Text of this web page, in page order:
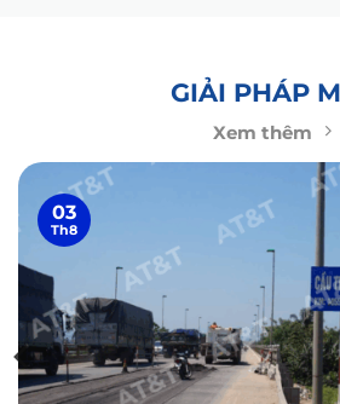
GIẢI PHÁP
Xem thêm
03
Th8